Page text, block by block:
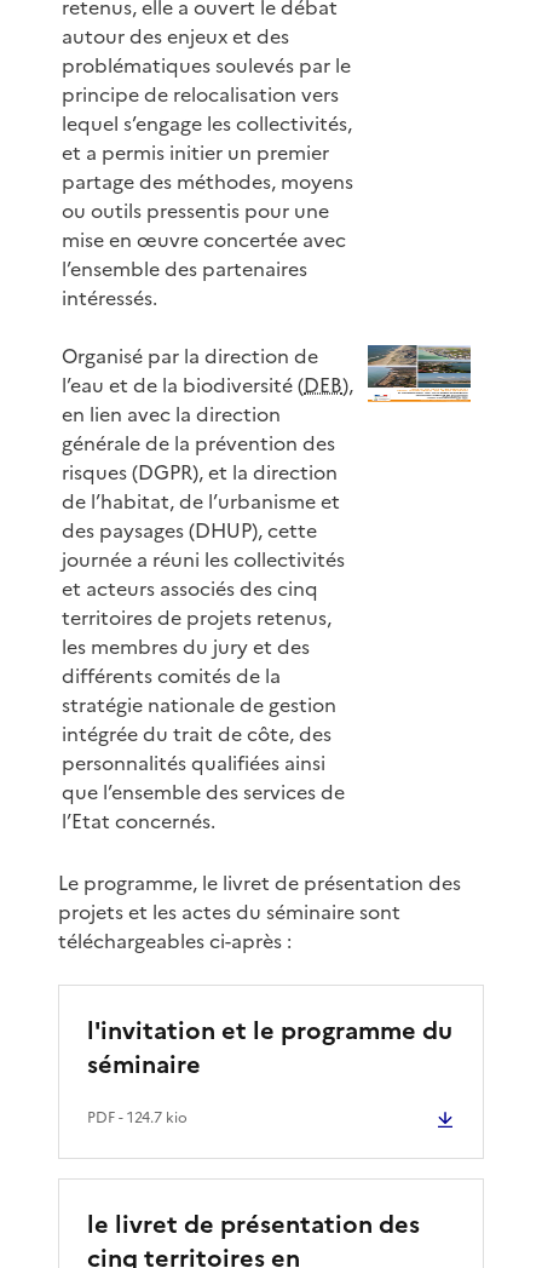
retenus, elle a ouvert le débat
autour des enjeux et des
problématiques soulevés par le
principe de relocalisation vers
lequel s’engage les collectivités,
et a permis initier un premier
partage des méthodes, moyens
ou outils pressentis pour une
mise en œuvre concertée avec
l’ensemble des partenaires
intéressés.
Organisé par la direction de
l’eau et de la biodiversité (DEB),
en lien avec la direction
générale de la prévention des
risques (DGPR), et la direction
de l’habitat, de l’urbanisme et
des paysages (DHUP), cette
journée a réuni les collectivités
et acteurs associés des cinq
territoires de projets retenus,
les membres du jury et des
différents comités de la
stratégie nationale de gestion
intégrée du trait de côte, des
personnalités qualifiées ainsi
que l’ensemble des services de
l’Etat concernés.
Le programme, le livret de présentation des
projets et les actes du séminaire sont
téléchargeables ci-après :
l'invitation et le programme du
séminaire
PDF- 124.7 kio
le livret de présentation des
cinq territoires en